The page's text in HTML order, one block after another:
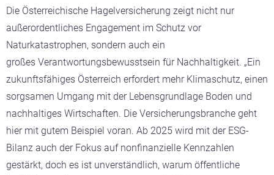
Die Österreichische Hagelversicherung zeigt nicht nur
außerordentliches Engagement im Schutz vor
Naturkatastrophen, sondern auch ein
großes Verantwortungsbewusstsein für Nachhaltigkeit. „Ein
zukunftsfähiges Österreich erfordert mehr Klimaschutz, einen
sorgsamen Umgang mit der Lebensgrundlage Boden und
nachhaltiges Wirtschaften. Die Versicherungsbranche geht
hier mit gutem Beispiel voran. Ab 2025 wird mit der ESG-
Bilanz auch der Fokus auf nonfinanzielle Kennzahlen
gestärkt, doch es ist unverständlich, warum öffentliche